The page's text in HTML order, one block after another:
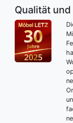
Qualität